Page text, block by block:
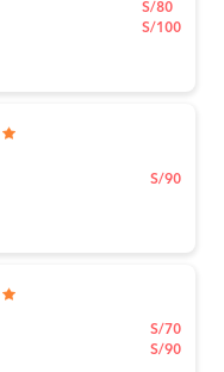
S/80
S/100
S/90
S/70
S/90